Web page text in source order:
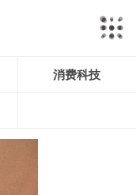
消费科技